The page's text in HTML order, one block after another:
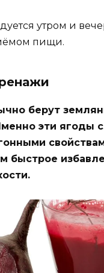
утром и
пищи.
берут
эти ягоды
быстрое